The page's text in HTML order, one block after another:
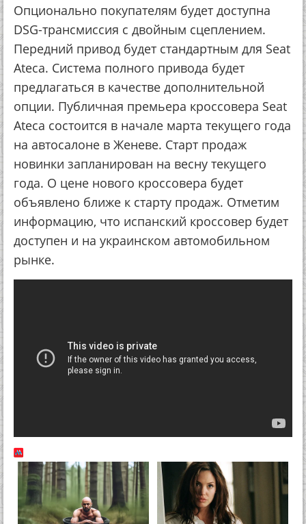
Опционально покупателям будет доступна
DSG-трансмиссия с двойным сцеплением.
Передний привод будет стандартным для Seat
Ateca. Система полного привода будет
предлагаться в качестве дополнительной
опции. Публичная премьера кроссовера Seat
Ateca состоится в начале марта текущего года
на автосалоне в Женеве. Старт продаж
новинки запланирован на весну текущего
года. О цене нового кроссовера будет
объявлено ближе к старту продаж. Отметим
информацию, что испанский кроссовер будет
доступен и на украинском автомобильном
рынке.